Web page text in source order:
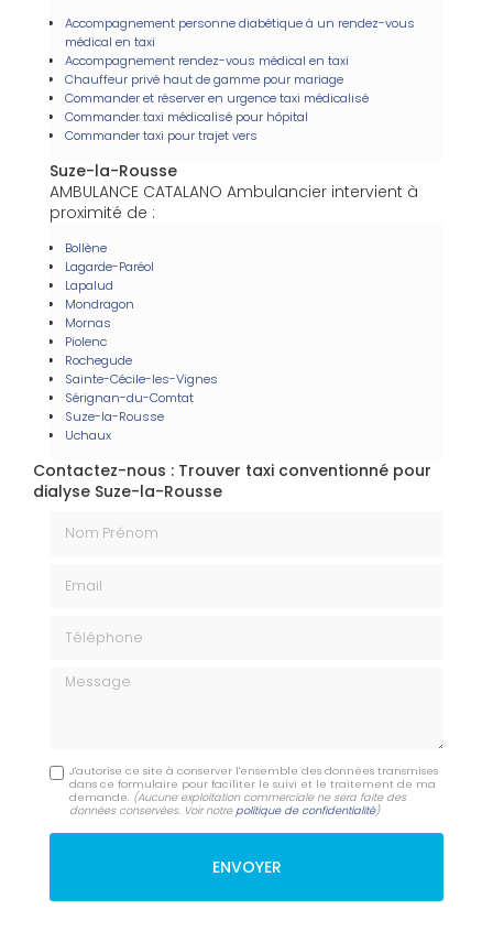
Accompagnement personne diabétique à un rendez-vous
médical en taxi
Accompagnement rendez-vous médical en taxi
Chauffeur privé haut de gamme pour mariage
Commander et réserver en urgence taxi médicalisé
Commander taxi médicalisé pour hôpital
Commander taxi pour trajet vers
Suze-la-Rousse
AMBULANCE CATALANO Ambulancier intervient à
proximité de :
Bollène
Lagarde-Paréol
Lapalud
Mondragon
Mornas
Piolenc
Rochegude
Sainte-Cécile-les-Vignes
Sérignan-du-Comtat
Suze-la-Rousse
Uchaux
Contactez-nous : Trouver taxi conventionné pour
dialyse Suze-la-Rousse
Message
J'autorise ce site à conserver l'ensemble des données transmises
dans ce formulaire pour faciliter le suivi et le traitement de ma
demande. (Aucune exploitation commerciale ne sera faite des
données conservées. Voir notrepolitique de confidentialité)